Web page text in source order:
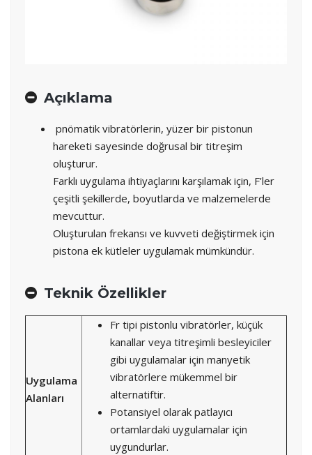
Açıklama
pnömatik vibratörlerin, yüzer bir pistonun
hareketi sayesinde doğrusal bir titreşim
oluşturur.
Farklı uygulama ihtiyaçlarını karşılamak için, F’ler
çeşitli şekillerde, boyutlarda ve malzemelerde
mevcuttur.
Oluşturulan frekansı ve kuvveti değiştirmek için
pistona ek kütleler uygulamak mümkündür.
Teknik Özellikler
Uygulama
Alanları
Fr tipi pistonlu vibratörler, küçük
kanallar veya titreşimli besleyiciler
gibi uygulamalar için manyetik
vibratörlere mükemmel bir
alternatiftir.
Potansiyel olarak patlayıcı
ortamlardaki uygulamalar için
uygundurlar.